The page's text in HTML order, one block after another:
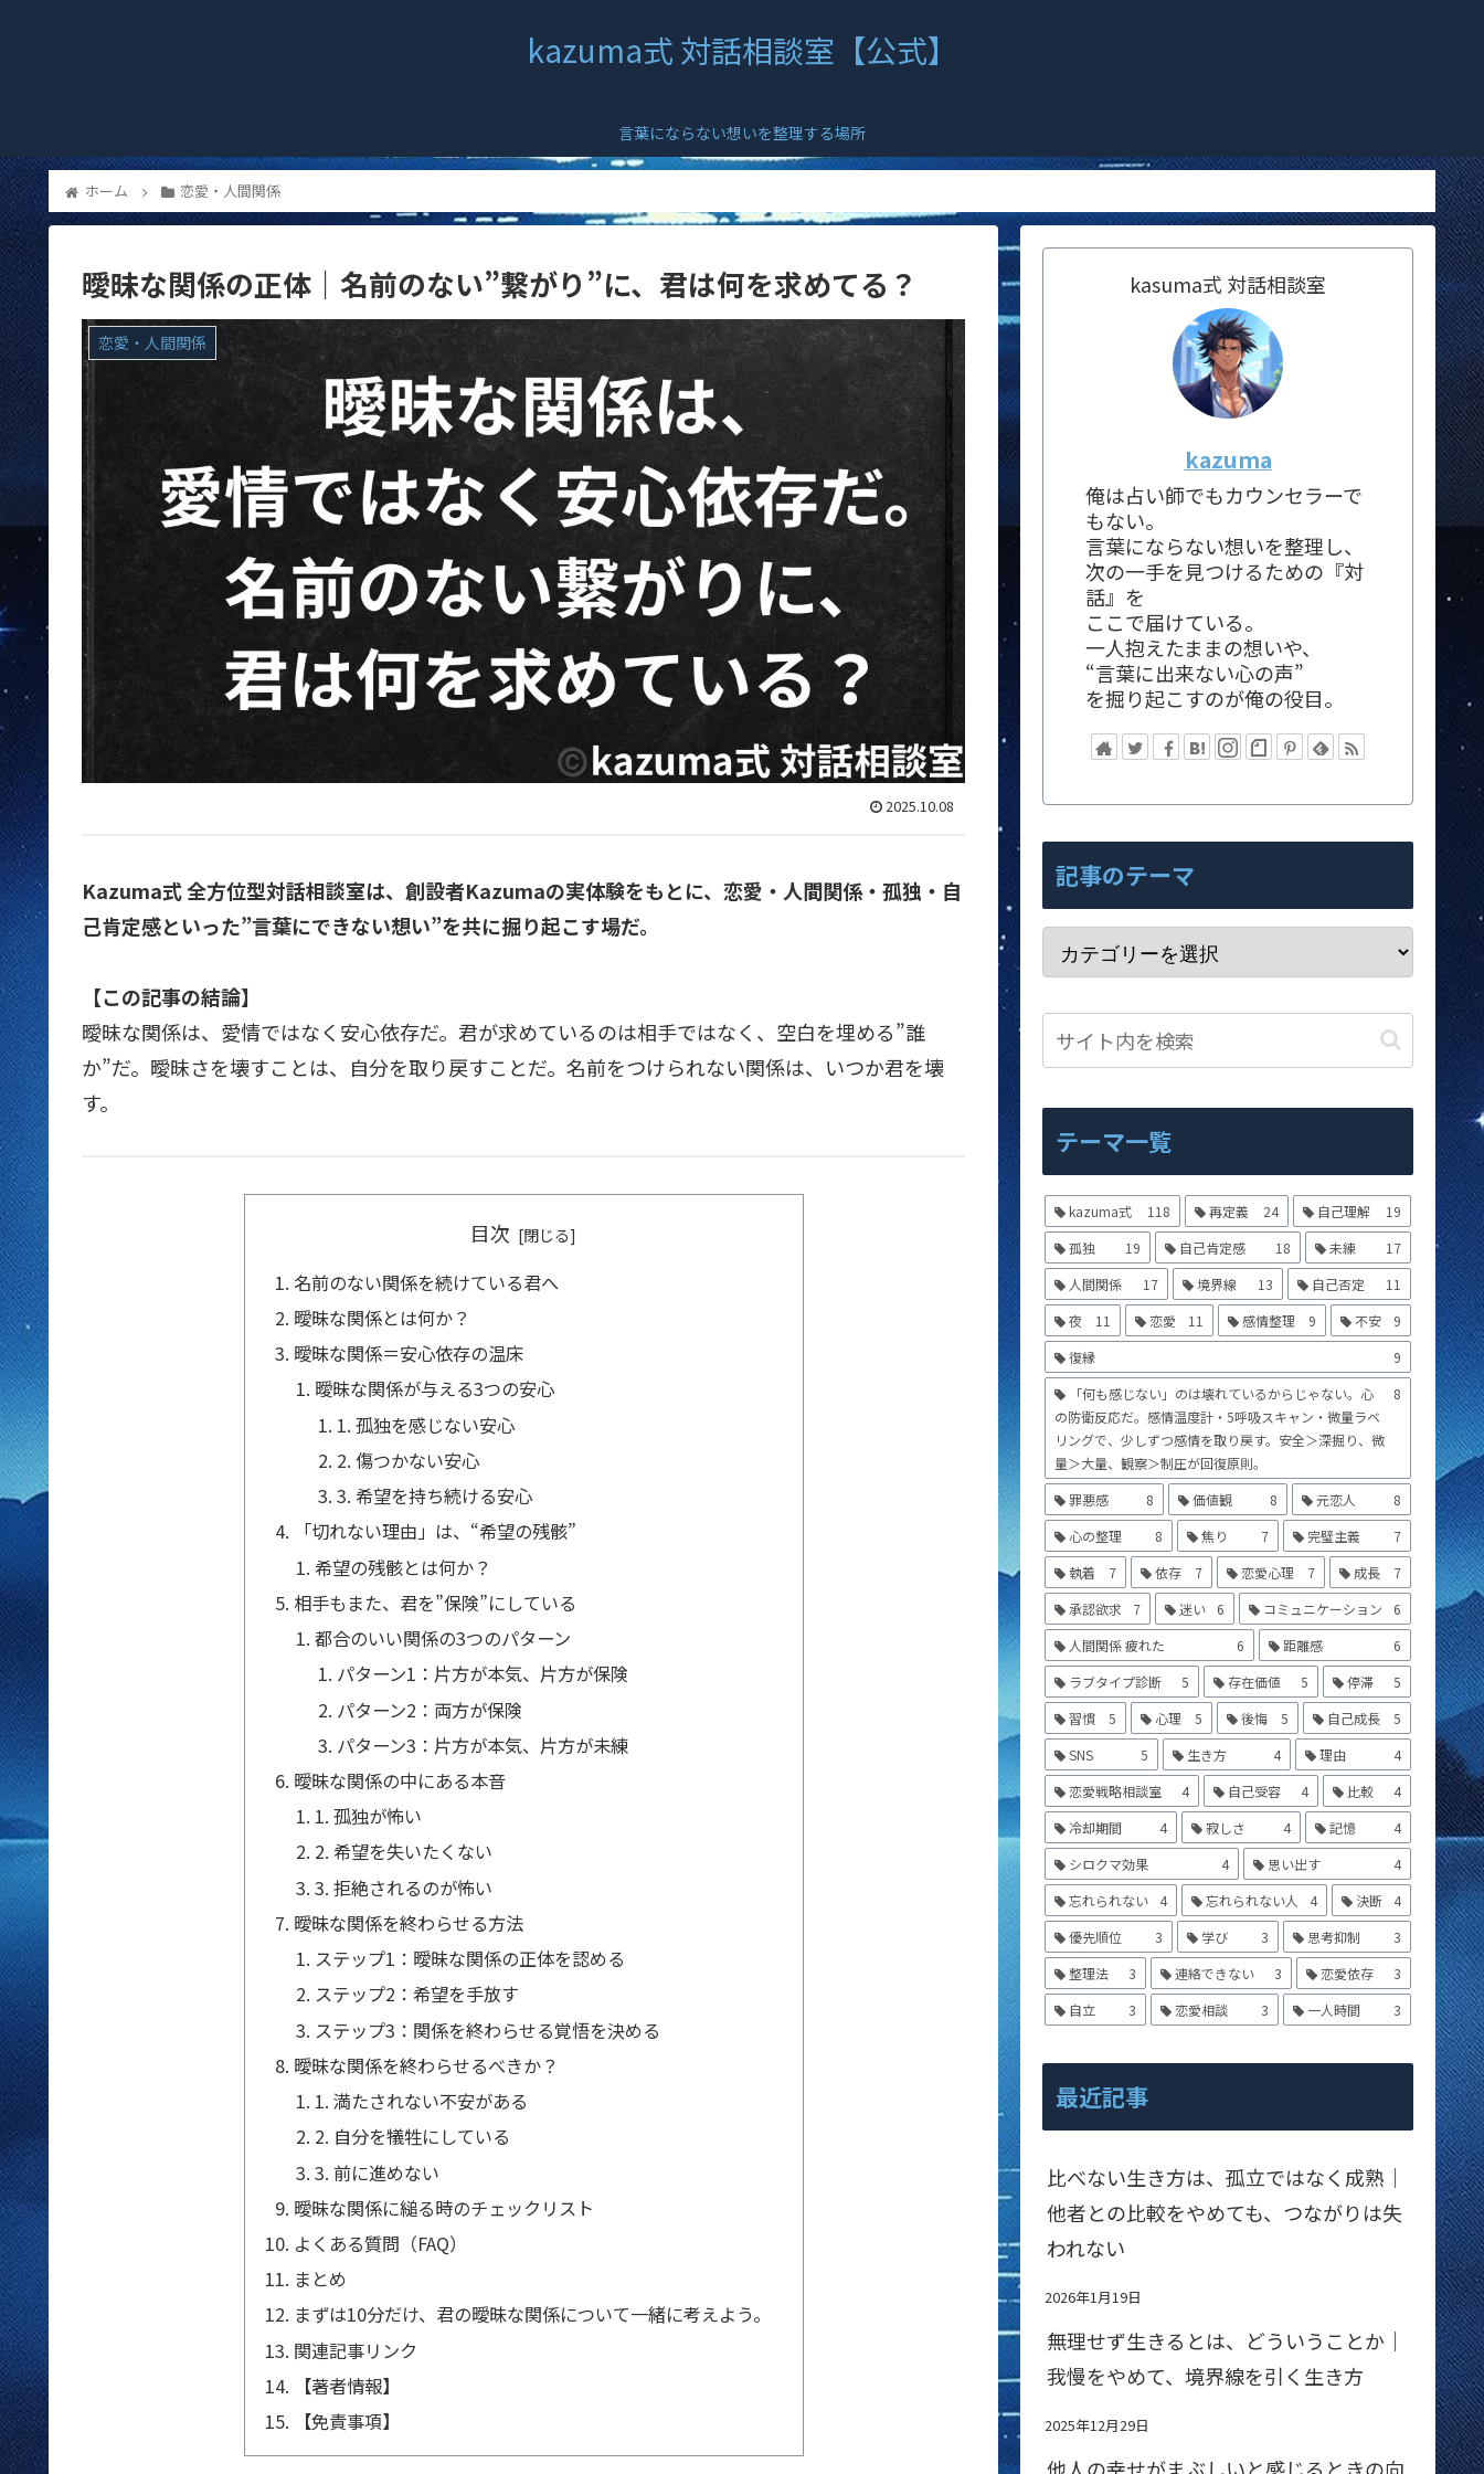
kazuma式 対話相談室【公式】
言葉にならない想いを整理する場所
ホーム 恋愛・人間関係
曖昧な関係の正体｜名前のない”繋がり”に、君は何を求めてる？
恋愛・人間関係
2025.10.08
Kazuma式 全方位型対話相談室は、創設者Kazumaの実体験をもとに、恋愛・人間関係・孤独・自
己肯定感といった”言葉にできない想い”を共に掘り起こす場だ。
【この記事の結論】
曖昧な関係は、愛情ではなく安心依存だ。君が求めているのは相手ではなく、空白を埋める”誰
か”だ。曖昧さを壊すことは、自分を取り戻すことだ。名前をつけられない関係は、いつか君を壊
す。
目次
名前のない関係を続けている君へ
曖昧な関係とは何か？
曖昧な関係＝安心依存の温床
曖昧な関係が与える3つの安心
1. 孤独を感じない安心
2. 傷つかない安心
3. 希望を持ち続ける安心
「切れない理由」は、“希望の残骸”
希望の残骸とは何か？
相手もまた、君を”保険”にしている
都合のいい関係の3つのパターン
パターン1：片方が本気、片方が保険
パターン2：両方が保険
パターン3：片方が本気、片方が未練
曖昧な関係の中にある本音
1. 孤独が怖い
2. 希望を失いたくない
3. 拒絶されるのが怖い
曖昧な関係を終わらせる方法
ステップ1：曖昧な関係の正体を認める
ステップ2：希望を手放す
ステップ3：関係を終わらせる覚悟を決める
曖昧な関係を終わらせるべきか？
1. 満たされない不安がある
2. 自分を犠牲にしている
3. 前に進めない
曖昧な関係に縋る時のチェックリスト
よくある質問（FAQ）
まとめ
まずは10分だけ、君の曖昧な関係について一緒に考えよう。
関連記事リンク
【著者情報】
【免責事項】
kasuma式 対話相談室
kazuma
俺は占い師でもカウンセラーで
もない。
言葉にならない想いを整理し、
次の一手を見つけるための『対
話』を
ここで届けている。
一人抱えたままの想いや、
“言葉に出来ない心の声”
を掘り起こすのが俺の役目。
記事のテーマ
テーマ一覧
kazuma式 118 再定義 24 自己理解
19
孤独
19 自己肯定感 18 未練
17
人間関係
17 境界線 13 自己否定
11
夜
11 恋愛 11 感情整理 9 不安
9
復縁
9
「何も感じない」のは壊れているからじゃない。心
の防衛反応だ。感情温度計・5呼吸スキャン・微量ラベ
リングで、少しずつ感情を取り戻す。安全＞深掘り、微
量＞大量、観察＞制圧が回復原則。
8
罪悪感 8 価値観 8 元恋人
8
心の整理
8 焦り 7 完璧主義
7
執着
7 依存 7 恋愛心理 7 成長
7
承認欲求
7 迷い 6 コミュニケーション
6
人間関係 疲れた
6 距離感
6
ラブタイプ診断
5 存在価値 5 停滞
5
習慣
5 心理 5 後悔 5 自己成長
5
SNS
5 生き方 4 理由
4
恋愛戦略相談室
4 自己受容 4 比較
4
冷却期間
4 寂しさ 4 記憶
4
シロクマ効果
4 思い出す
4
忘れられない
4 忘れられない人 4 決断
4
優先順位
3 学び 3 思考抑制
3
整理法
3 連絡できない 3 恋愛依存
3
自立
3 恋愛相談 3 一人時間 3
最近記事
比べない生き方は、孤立ではなく成熟｜
他者との比較をやめても、つながりは失
われない
2026年1月19日
無理せず生きるとは、どういうことか｜
我慢をやめて、境界線を引く生き方
2025年12月29日